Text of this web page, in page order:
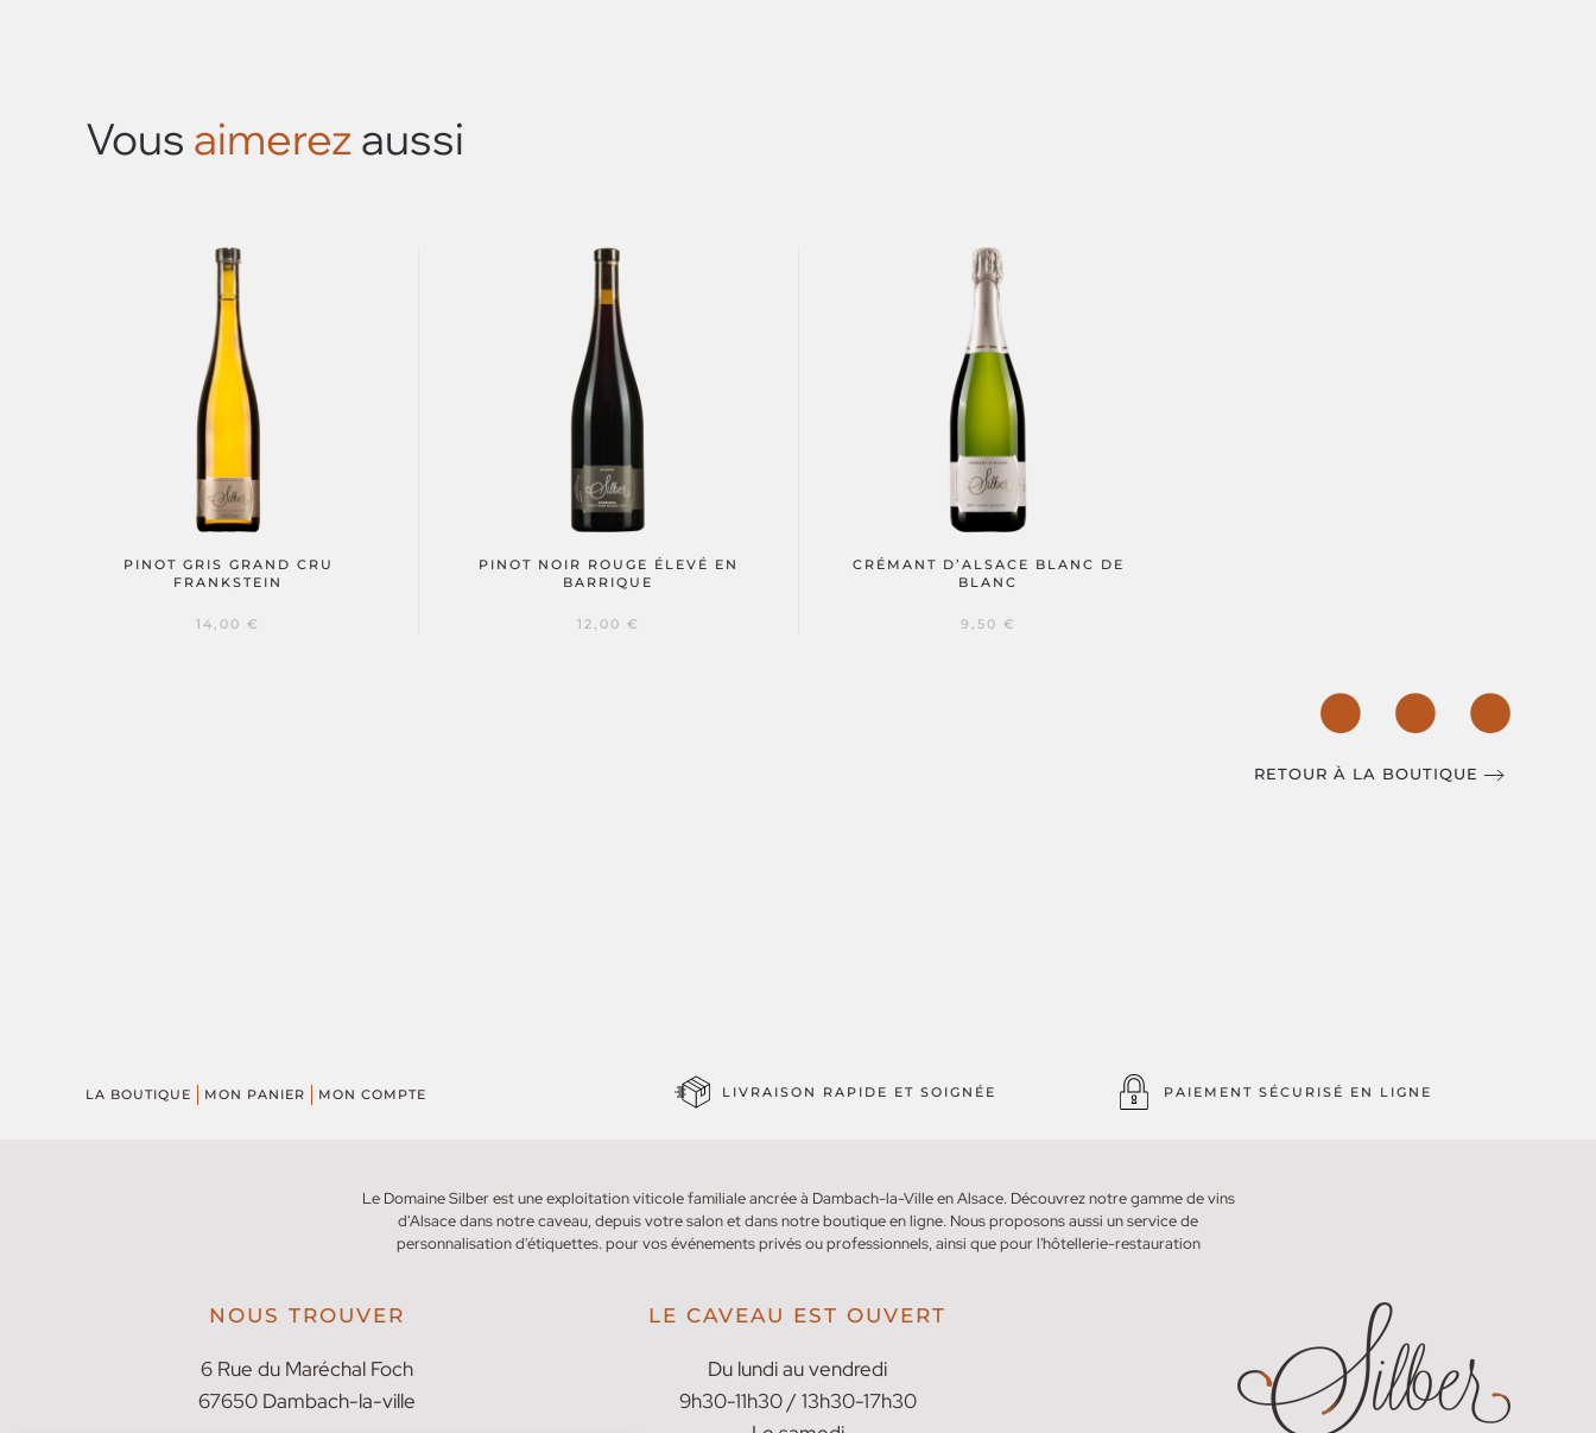
Vous aimerez aussi
PINOT GRIS GRAND CRU
FRANKSTEIN
14,00 €
PINOT NOIR ROUGE ÉLEVÉ EN
BARRIQUE
12,00 €
CRÉMANT D’ALSACE BLANC DE
BLANC
9,50 €
RETOUR À LA BOUTIQUE
LA BOUTIQUE MON PANIER MON COMPTE LIVRAISON RAPIDE ET SOIGNÉE PAIEMENT SÉCURISÉ EN LIGNE
Le Domaine Silber est une exploitation viticole familiale ancrée à Dambach-la-Ville en Alsace. Découvrez notre gamme de vins
d'Alsace dans notre caveau, depuis votre salon et dans notre boutique en ligne. Nous proposons aussi un service de
personnalisation d'étiquettes. pour vos événements privés ou professionnels, ainsi que pour l'hôtellerie-restauration
NOUS TROUVER
6 Rue du Maréchal Foch
67650 Dambach-la-ville
LE CAVEAU EST OUVERT
Du lundi au vendredi
9h30-11h30 / 13h30-17h30